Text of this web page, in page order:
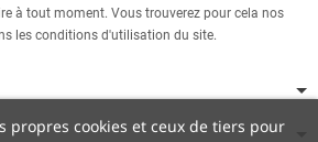
à tout moment. Vous trouverez pour cela nos
les conditions d'utilisation du site.
propres cookies et ceux de tiers pour